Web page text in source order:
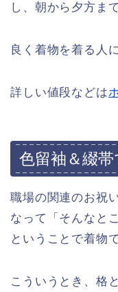
し、朝から夕方ま
良く着物を着る人
詳しい値段などは
色留袖＆綴
職場の関連のお祝
なって「そんなと
ということで着物
こういうとき、格